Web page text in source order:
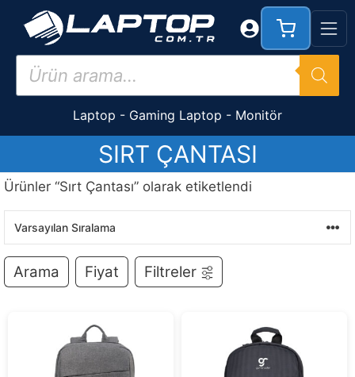
İçeriğe
Products
search
Laptop - Gaming Laptop - Monitör
SIRT ÇANTASI
Ürünler “Sırt Çantası” olarak etiketlendi
Arama Fiyat Filtreler